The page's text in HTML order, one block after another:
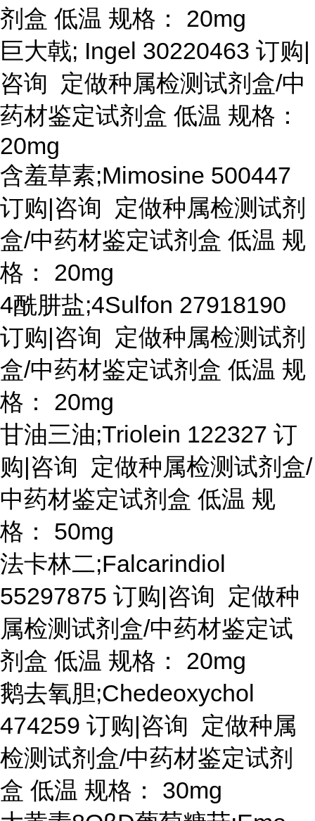
剂盒 低温 规格： 20mg
巨大戟; Ingel 30220463 订购|
咨询 定做种属检测试剂盒/中
药材鉴定试剂盒 低温 规格：
20mg
含羞草素;Mimosine 500447
订购|咨询 定做种属检测试剂
盒/中药材鉴定试剂盒 低温 规
格： 20mg
4酰肼盐;4Sulfon 27918190
订购|咨询 定做种属检测试剂
盒/中药材鉴定试剂盒 低温 规
格： 20mg
甘油三油;Triolein 122327 订
购|咨询 定做种属检测试剂盒/
中药材鉴定试剂盒 低温 规
格： 50mg
法卡林二;Falcarindiol
55297875 订购|咨询 定做种
属检测试剂盒/中药材鉴定试
剂盒 低温 规格： 20mg
鹅去氧胆;Chedeoxychol
474259 订购|咨询 定做种属
检测试剂盒/中药材鉴定试剂
盒 低温 规格： 30mg